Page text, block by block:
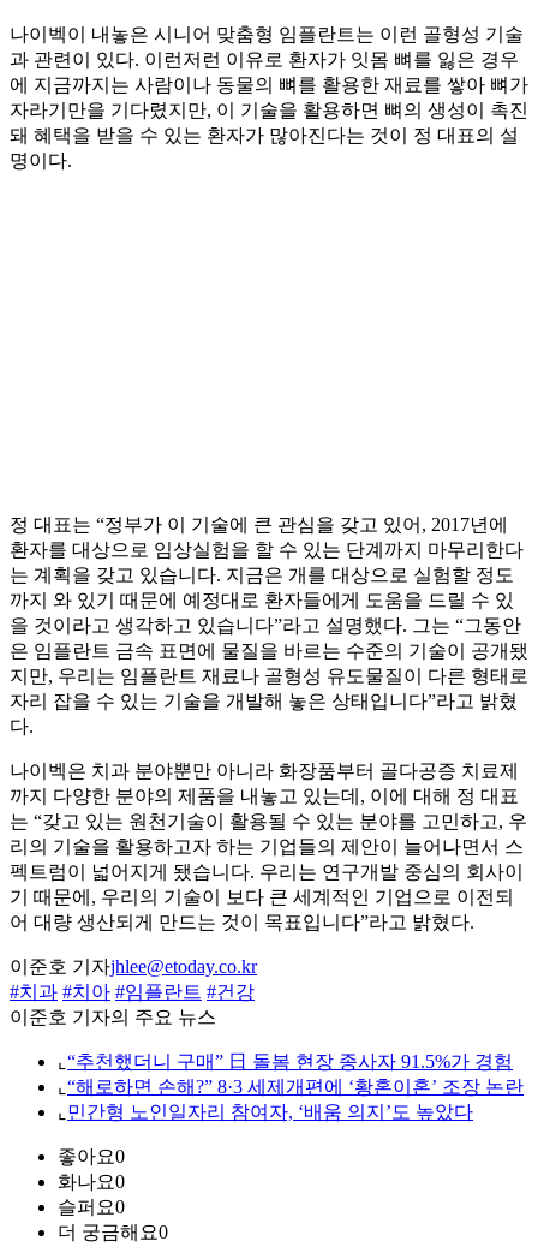
나이벡이 내놓은 시니어 맞춤형 임플란트는 이런 골형성 기술
과 관련이 있다. 이런저런 이유로 환자가 잇몸 뼈를 잃은 경우
에 지금까지는 사람이나 동물의 뼈를 활용한 재료를 쌓아 뼈가
자라기만을 기다렸지만, 이 기술을 활용하면 뼈의 생성이 촉진
돼 혜택을 받을 수 있는 환자가 많아진다는 것이 정 대표의 설
명이다.
정 대표는 “정부가 이 기술에 큰 관심을 갖고 있어, 2017년에
환자를 대상으로 임상실험을 할 수 있는 단계까지 마무리한다
는 계획을 갖고 있습니다. 지금은 개를 대상으로 실험할 정도
까지 와 있기 때문에 예정대로 환자들에게 도움을 드릴 수 있
을 것이라고 생각하고 있습니다”라고 설명했다. 그는 “그동안
은 임플란트 금속 표면에 물질을 바르는 수준의 기술이 공개됐
지만, 우리는 임플란트 재료나 골형성 유도물질이 다른 형태로
자리 잡을 수 있는 기술을 개발해 놓은 상태입니다”라고 밝혔
다.
나이벡은 치과 분야뿐만 아니라 화장품부터 골다공증 치료제
까지 다양한 분야의 제품을 내놓고 있는데, 이에 대해 정 대표
는 “갖고 있는 원천기술이 활용될 수 있는 분야를 고민하고, 우
리의 기술을 활용하고자 하는 기업들의 제안이 늘어나면서 스
펙트럼이 넓어지게 됐습니다. 우리는 연구개발 중심의 회사이
기 때문에, 우리의 기술이 보다 큰 세계적인 기업으로 이전되
어 대량 생산되게 만드는 것이 목표입니다”라고 밝혔다.
이준호 기자jhlee@etoday.co.kr
#치과 #치아 #임플란트 #건강
이준호 기자의 주요 뉴스
⌞ “추천했더니 구매” 日 돌봄 현장 종사자 91.5%가 경험
⌞ “해로하면 손해?” 8·3 세제개편에 ‘황혼이혼’ 조장 논란
⌞ 민간형 노인일자리 참여자, ‘배움 의지’도 높았다
좋아요0
화나요0
슬퍼요0
더 궁금해요0